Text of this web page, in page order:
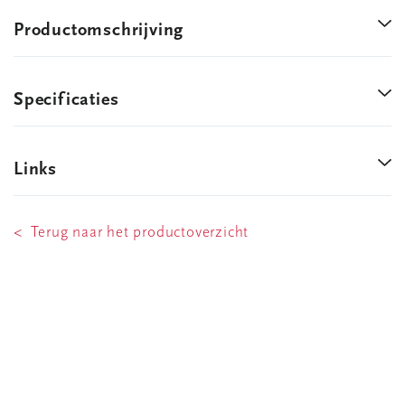
Productomschrijving
Specificaties
Links
< Terug naar het productoverzicht